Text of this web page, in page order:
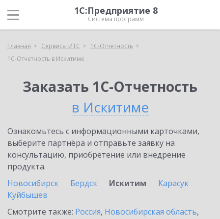
1С:Предприятие 8
Система программ
Главная Сервисы ИТС
1С-Отчетность
1С-Отчетность в Искитиме
Заказать 1С-Отчетность
в Искитиме
Ознакомьтесь с информационными карточками,
выберите партнёра и отправьте заявку на
консультацию, приобретение или внедрение
продукта.
Новосибирск
Бердск Искитим
Карасук
Куйбышев
Смотрите также: Россия, Новосибирская область,